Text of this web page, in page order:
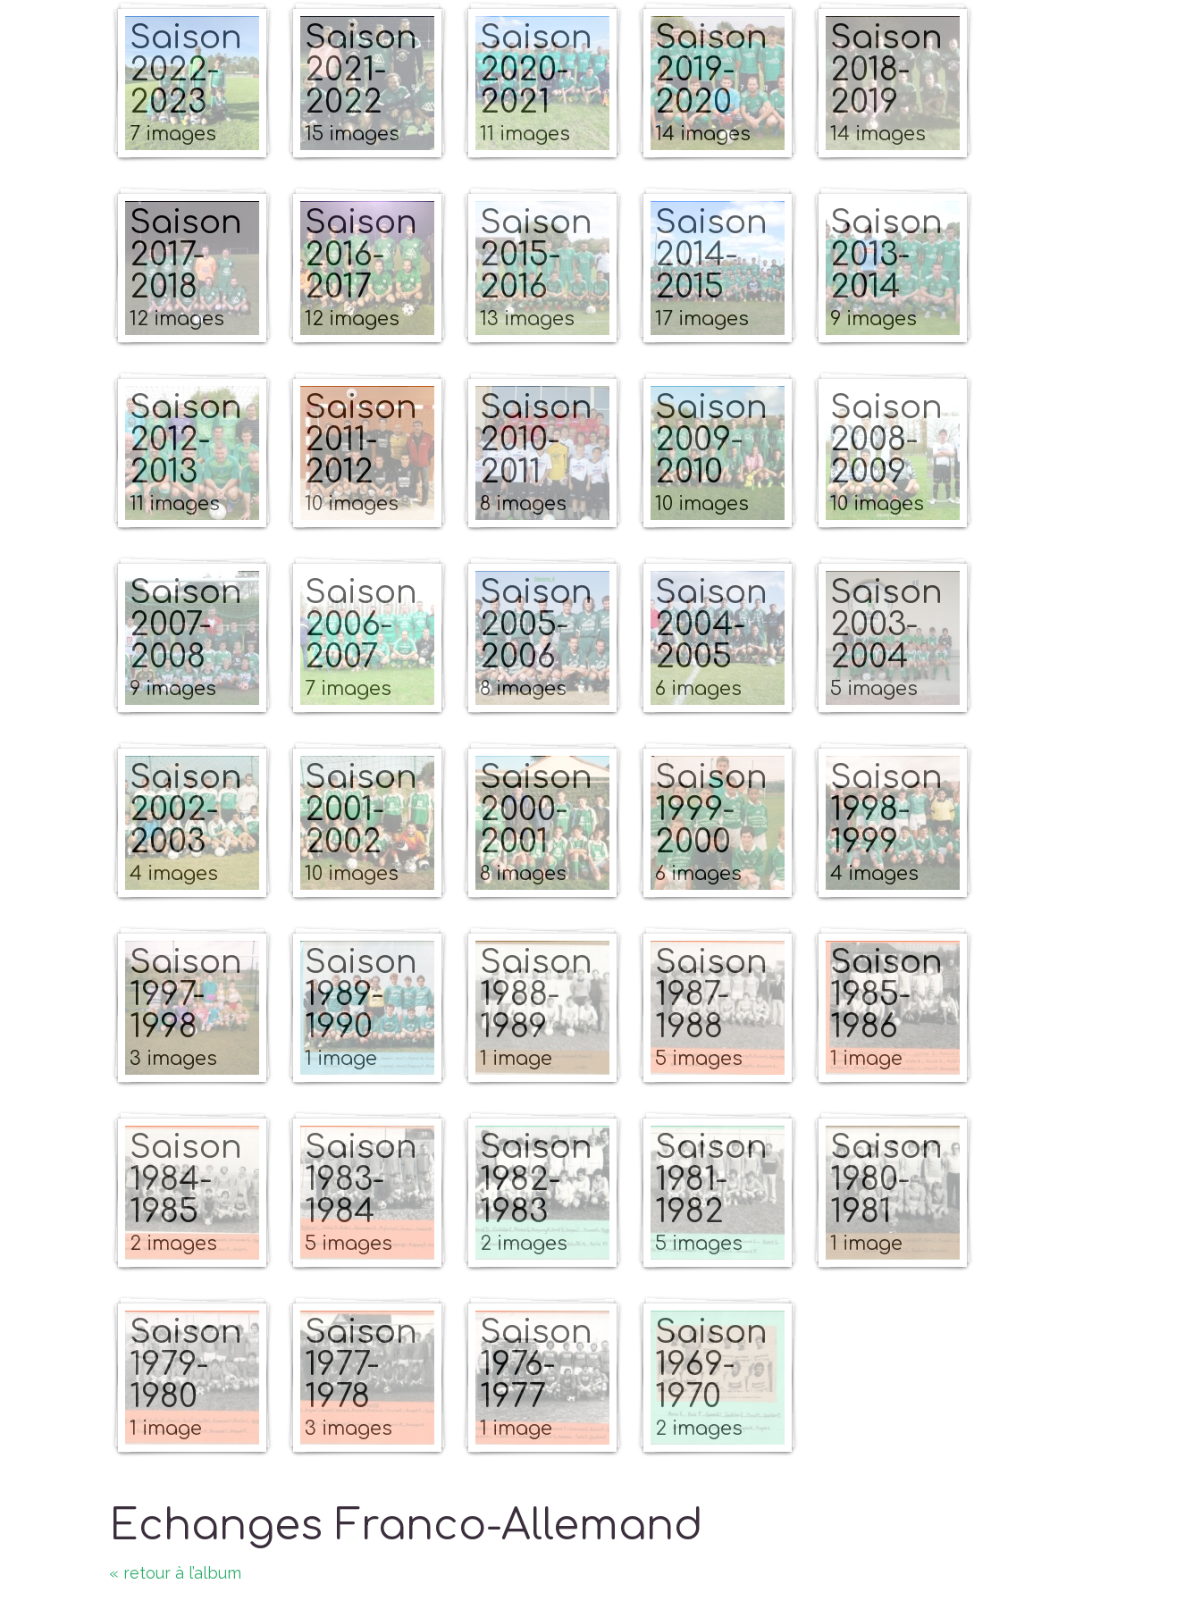
Saison
2022-
2023
7 images
Saison
2021-
2022
15 images
Saison
2020-
2021
11 images
Saison
2019-
2020
14 images
Saison
2018-
2019
14 images
Saison
2017-
2018
12 images
Saison
2016-
2017
12 images
Saison
2015-
2016
13 images
Saison
2014-
2015
17 images
Saison
2013-
2014
9 images
Saison
2012-
2013
11 images
Saison
2011-
2012
10 images
Saison
2010-
2011
8 images
Saison
2009-
2010
10 images
Saison
2008-
2009
10 images
Saison
2007-
2008
9 images
Saison
2006-
2007
7 images
Saison
2005-
2006
8 images
Saison
2004-
2005
6 images
Saison
2003-
2004
5 images
Saison
2002-
2003
4 images
Saison
2001-
2002
10 images
Saison
2000-
2001
8 images
Saison
1999-
2000
6 images
Saison
1998-
1999
4 images
Saison
1997-
1998
3 images
Saison
1989-
1990
1 image
Saison
1988-
1989
1 image
Saison
1987-
1988
5 images
Saison
1985-
1986
1 image
Saison
1984-
1985
2 images
Saison
1983-
1984
5 images
Saison
1982-
1983
2 images
Saison
1981-
1982
5 images
Saison
1980-
1981
1 image
Saison
1979-
1980
1 image
Saison
1977-
1978
3 images
Saison
1976-
1977
1 image
Saison
1969-
1970
2 images
Echanges Franco-Allemand
« retour à l’album